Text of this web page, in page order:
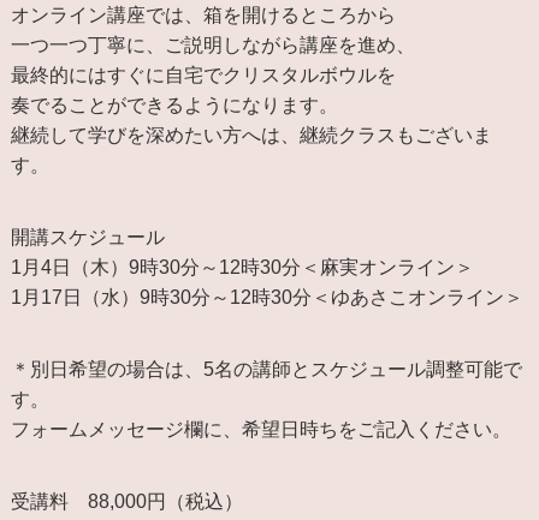
オンライン講座では、箱を開けるところから
一つ一つ丁寧に、ご説明しながら講座を進め、
最終的にはすぐに自宅でクリスタルボウルを
奏でることができるようになります。
継続して学びを深めたい方へは、継続クラスもございま
す。
開講スケジュール
1月4日（木）9時30分～12時30分＜麻実オンライン＞
1月17日（水）9時30分～12時30分＜ゆあさこオンライン＞
＊別日希望の場合は、5名の講師とスケジュール調整可能で
す。
フォームメッセージ欄に、希望日時ちをご記入ください。
受講料 88,000円（税込）